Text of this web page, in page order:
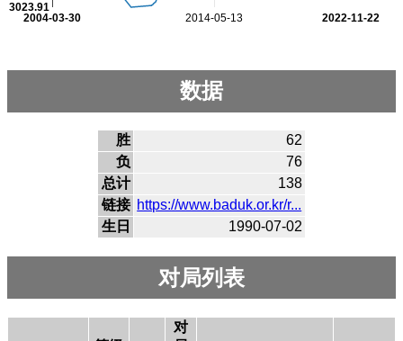
2014-05-13
2004-03-30 2022-11-22
3023.91
数据
胜
62
负
76
总计
138
链接 https://www.baduk.or.kr/r...
生日
1990-07-02
对局列表
对